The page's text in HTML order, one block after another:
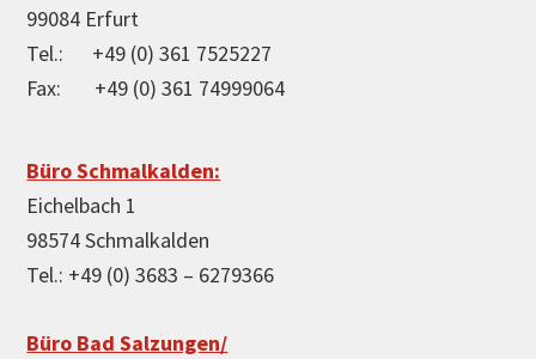
99084 Erfurt
Tel.: +49 (0) 361 7525227
Fax: +49 (0) 361 74999064
Büro Schmalkalden:
Eichelbach 1
98574 Schmalkalden
Tel.: +49 (0) 3683 – 6279366
Büro Bad Salzungen/